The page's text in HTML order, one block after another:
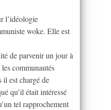
l’idéologie
woke. Elle est
de parvenir un jour à
communautés
il est chargé de
qu’il était intéressé
tel rapprochement